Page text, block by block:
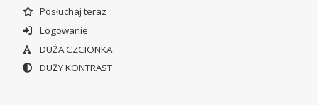
Posłuchaj teraz
Logowanie
DUŻA CZCIONKA
DUŻY KONTRAST